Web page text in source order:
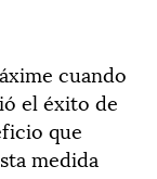
cuando
el éxito de
que
medida